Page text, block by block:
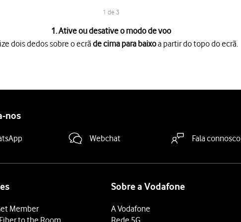
1 de 3
1. Ative ou desative o modo de voo
dois dedos sobre o ecrãde cima para baixoa partir do topo do ecrã.
nos
Webchat Fala connosco
Member
to the Room
Sobre a Vodafone
A Vodafone
Rede 5G